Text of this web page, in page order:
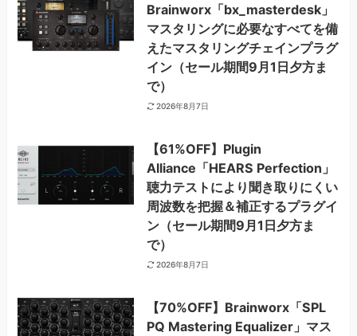
Brainworx「bx_masterdesk」
マスタリングに必要なすべてを備
えたマスタリングチェインプラグ
イン（セール期間9月1日夕方ま
で）
2026年8月7日
【61%OFF】Plugin
Alliance「HEARS Perfection」
聴力テストにより聞き取りにくい
周波数を把握＆補正するプラグイ
ン（セール期間9月1日夕方ま
で）
2026年8月7日
【70%OFF】Brainworx「SPL
PQ Mastering Equalizer」マス